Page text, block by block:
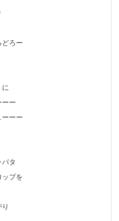
ろー
ー
ーー
タ
プを